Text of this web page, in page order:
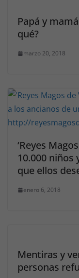
Papá y
qué?
marzo 20, 2018
‘Reyes
10.000 niños
que ellos
enero 6, 2018
Mentiras y
personas